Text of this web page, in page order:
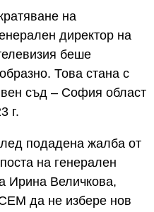
на
директор на
беше
Това стана с
съд – София област
г.
подадена жалба от
на генерален
Ирина Величкова,
да не избере нов